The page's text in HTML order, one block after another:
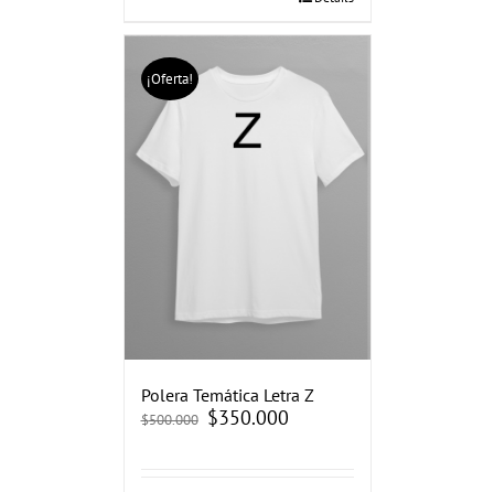
¡Oferta!
Polera Temática Letra Z
$500.000 El
precio
$350.000El
precio